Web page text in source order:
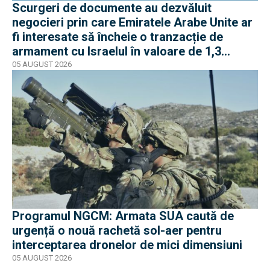
Scurgeri de documente au dezvăluit
negocieri prin care Emiratele Arabe Unite ar
fi interesate să încheie o tranzacție de
armament cu Israelul în valoare de 1,3
miliarde de dolari
05 AUGUST 2026
Programul NGCM: Armata SUA caută de
urgență o nouă rachetă sol-aer pentru
interceptarea dronelor de mici dimensiuni
05 AUGUST 2026